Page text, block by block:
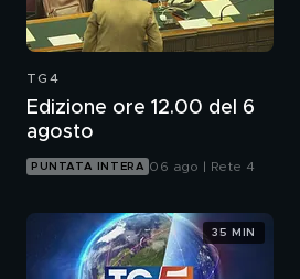
TG4
Edizione ore 12.00 del 6
agosto
PUNTATA INTERA 06 ago | Rete 4
35 MIN